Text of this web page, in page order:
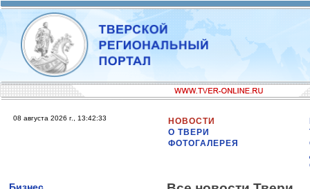
08 августа 2026 г., 13:42:33
НОВОСТИ
О ТВЕРИ
ФОТОГАЛЕРЕЯ